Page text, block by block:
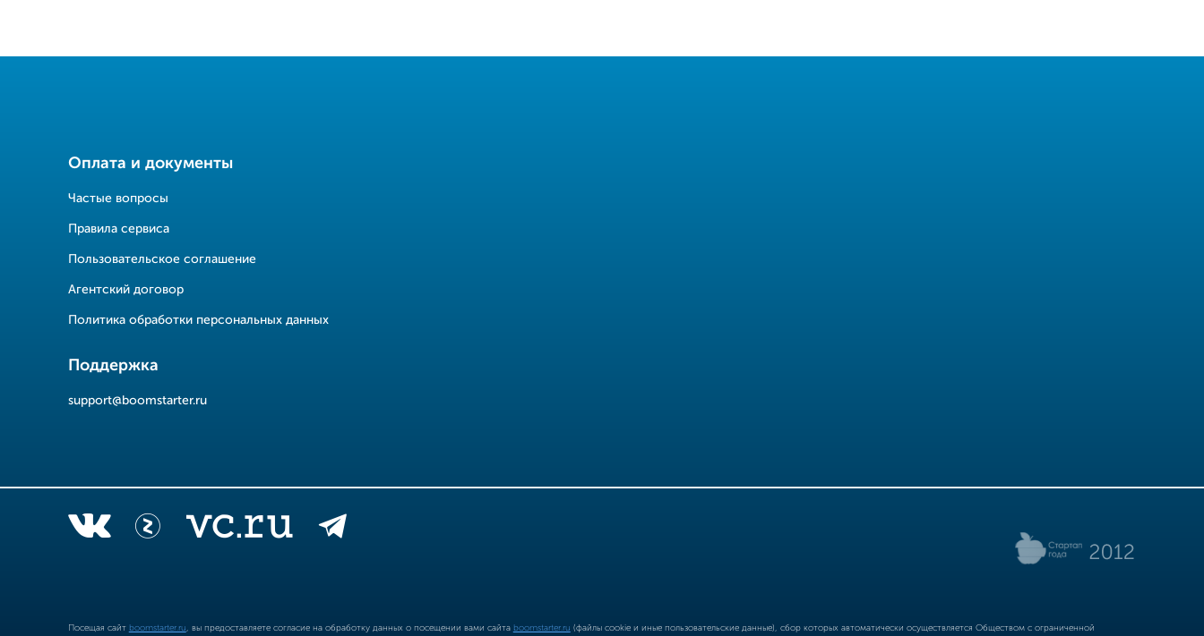
Оплата и документы
Частые вопросы
Правила сервиса
Пользовательское соглашение
Агентский договор
Политика обработки персональных данных
Поддержка
support@boomstarter.ru
Посещая сайт boomstarter.ru , вы предоставляете согласие на обработку данных о посещении вами сайта boomstarter.ru (файлы cookie и иные пользовательские данные), сбор которых автоматически осуществляется Обществом с ограниченной